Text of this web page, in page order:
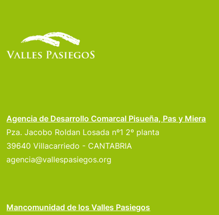
Agencia de Desarrollo Comarcal Pisueña, Pas y Miera
Pza. Jacobo Roldan Losada nº1 2º planta
39640 Villacarriedo - CANTABRIA
agencia@vallespasiegos.org
Mancomunidad de los Valles Pasiegos